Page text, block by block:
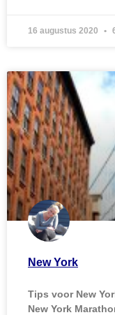
16 augustus 2020
New York
Tips voor New
New York